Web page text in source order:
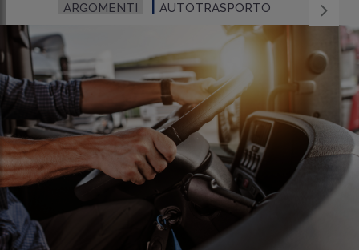
ARGOMENTI AUTOTRASPORTO